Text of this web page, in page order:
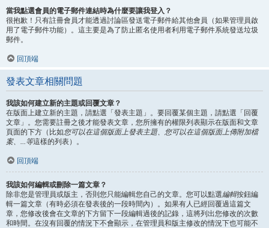
當我點選會員的電子郵件連結時為什麼要讓我登入？
很抱歉！只有註冊會員才能透過討論區發送電子郵件給其他會員（如果管理員啟
用了電子郵件功能）。這主要是為了防止匿名使用者利用電子郵件系統發送垃圾
郵件。
回頂端
發表文章相關問題
我該如何建立新的主題或回覆文章？
在版面上建立新的主題，請點選「發表主題」。要回覆某個主題，請點選「回覆
文章」。您需要註冊之後才能發表文章，您所擁有的權限列表顯示在版面和文章
頁面的下方（比如您可以在這個版面上發表主題、您可以在這個版面上傳附加檔
案、...等這樣的列表）。
回頂端
我該如何編輯或刪除一篇文章？
除非您是管理員或版主，否則您只能編輯您自己的文章。您可以點選編輯按鈕編
輯一篇文章（有時必須在發表後的一段時間內）。如果有人已經回覆過這篇文
章，您修改後會在文章的下方留下一段編輯過後的記錄，這將列出您修改的次數
和時間。在沒有回覆的情況下不會顯示，在管理員和版主修改的情況下也可能不